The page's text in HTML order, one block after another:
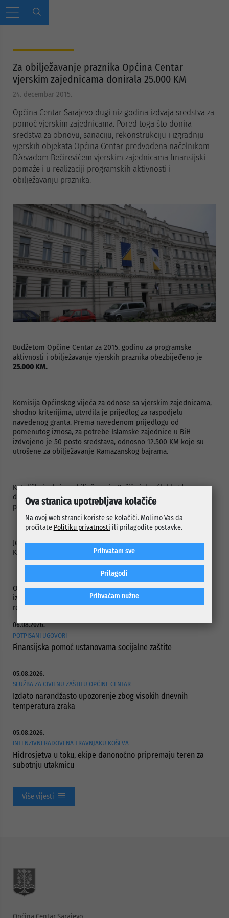
Za obilježavanje praznika Općina Centar
vjerskim zajednicama donirala 25.000 KM
24. decembar 2015.
Općina Centar Sarajevo dugi niz godina izdvaja sredstva za
pomoć vjerskim zajednicama. Pored toga što donira
sredstva za obnovu, sanaciju, rekonstrukciju i izgradnju
vjerskih objekata Općina Centar predvođena načelnikom
Dževadom Bećirevićem vjerskim zajednicama finansijski
pomaže i u realizaciji programskih aktivnosti i
obilježavanju praznika.
Budžetom Općine Centar za 2015. godinu za programske
aktivnosti i obilježavanje vjerskih praznika obezbijeđeno je
25.000 KM.
Komisija Općinskog vijeća za odnose sa vjerskim zajednicama,
shodno kriterijima, utvrdila je prijedlog za raspodjelu
navedenog granta. Prema navedenom prijedlogu od
pomenutog iznosa, za potrebe Islamske zajednice u BiH
izdvojeno je 50 posto sredstava, odnosno 12.500 KM koje su
utrošene za obilježavanje Ramazanskog bajrama.
Katoličkoj crkvi za obilježavanje Božića i drugih blagdana
donirano je 6.250 KM, a 3.750 KM raspoređeno je za Srpsku
pravoslavnu crkvu za obilježavanje Vaskrsa.
Jevrejskoj općini za obilježavanje Pesaha dodijeljeno je 2.500
KM.
Općina Centar je pored navedenih sredstava u 2015. godini
izdvojila i 80 hiljada maraka za obnavljanje i rekonstrukciju
religijskih objekata.
06.08.2026.
POTPISANI UGOVORI
Finansijska pomoć ustanovama socijalne zaštite
05.08.2026.
SLUŽBA ZA CIVILNU ZAŠTITU OPĆINE CENTAR
Izdato narandžasto upozorenje zbog visokih dnevnih
temperatura zraka
05.08.2026.
INTENZIVNI RADOVI NA TRAVNJAKU KOŠEVA
Hidrosjetva u toku, ekipe danonoćno pripremaju teren za
subotnju utakmicu
Više vijesti
Ova stranica upotrebljava kolačiće
Na ovoj web stranci koriste se kolačići. Molimo Vas da
pročitate Politiku privatnosti ili prilagodite postavke.
Prihvaćam nužne
Prilagodi
Prihvatam sve